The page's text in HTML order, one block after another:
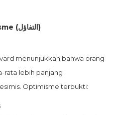
Rahasia Pertama: Optimisme (التفاؤل)
menunjukkan bahwa orang
rata lebih panjang
Optimisme terbukti: